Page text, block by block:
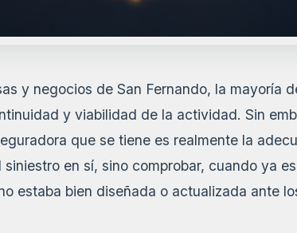
y negocios de San Fernando, la mayoría
y viabilidad de la actividad. Sin
que se tiene es realmente la
en sí, sino comprobar, cuando ya
estaba bien diseñada o actualizada ante